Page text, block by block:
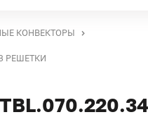
КОНВЕКТОРЫ
РЕШЕТКИ